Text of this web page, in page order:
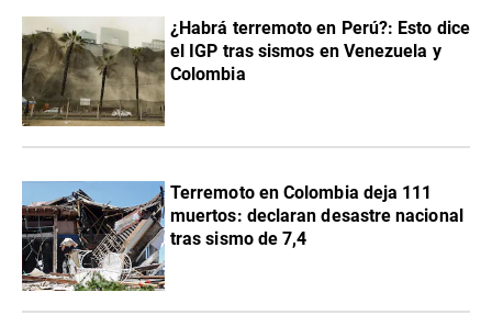
¿Habrá terremoto en Perú?: Esto dice
el IGP tras sismos en Venezuela y
Colombia
Terremoto en Colombia deja 111
muertos: declaran desastre nacional
tras sismo de 7,4